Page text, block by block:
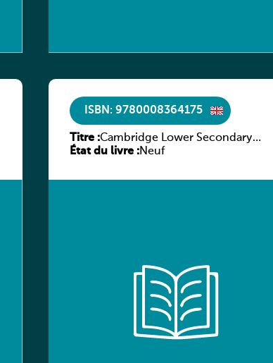
ISBN: 9780008364175
Titre :Cambridge Lower Secondary
English Stage 7: Workbook
État du livre :Neuf